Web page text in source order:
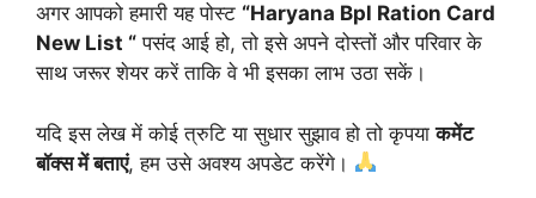
अगर आपको हमारी यह पोस्ट “Haryana Bpl Ration Card
New List “ पसंद आई हो, तो इसे अपने दोस्तों और परिवार के
साथ जरूर शेयर करें ताकि वे भी इसका लाभ उठा सकें।
यदि इस लेख में कोई त्रुटि या सुधार सुझाव हो तो कृपयाकमेंट
बॉक्स में बताएं, हम उसे अवश्य अपडेट करेंगे।